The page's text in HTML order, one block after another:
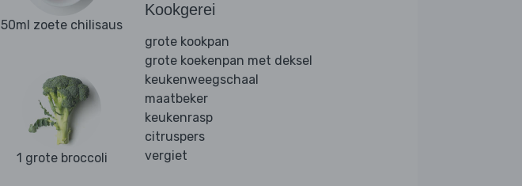
50ml zoete chilisaus
1 grote broccoli
Kookgerei
grote kookpan
grote koekenpan met deksel
keukenweegschaal
maatbeker
keukenrasp
citruspers
vergiet